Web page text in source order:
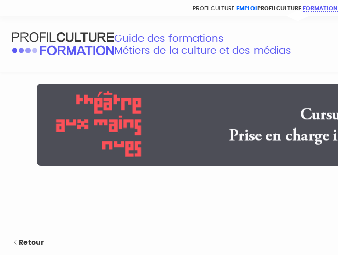
PROFILCULTURE EMPLOI PROFILCULTURE FORMATION
Guide des formations
Métiers de la culture et des médias
Retour